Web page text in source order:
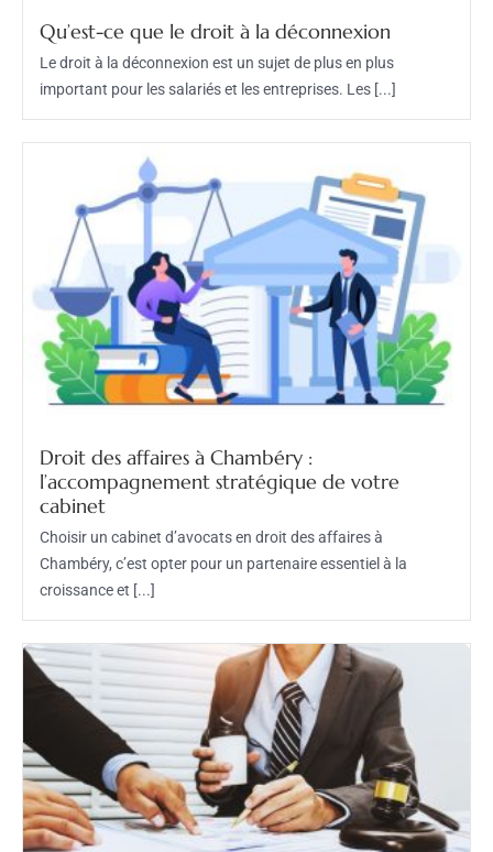
Qu’est-ce que le droit à la déconnexion
Le droit à la déconnexion est un sujet de plus en plus
important pour les salariés et les entreprises. Les [...]
Droit des affaires à Chambéry :
l’accompagnement stratégique de votre
cabinet
Choisir un cabinet d’avocats en droit des affaires à
Chambéry, c’est opter pour un partenaire essentiel à la
croissance et [...]